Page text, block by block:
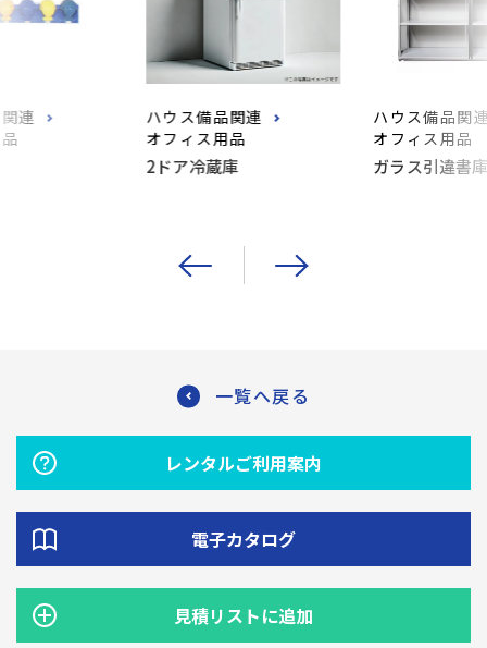
連
ハウス備品関連
オフィス用品
2ドア冷蔵庫
ハウス備品関
オフィス用品
ガラス引違書
一覧へ戻る
レンタルご利用案内
電子カタログ
見積リストに追加